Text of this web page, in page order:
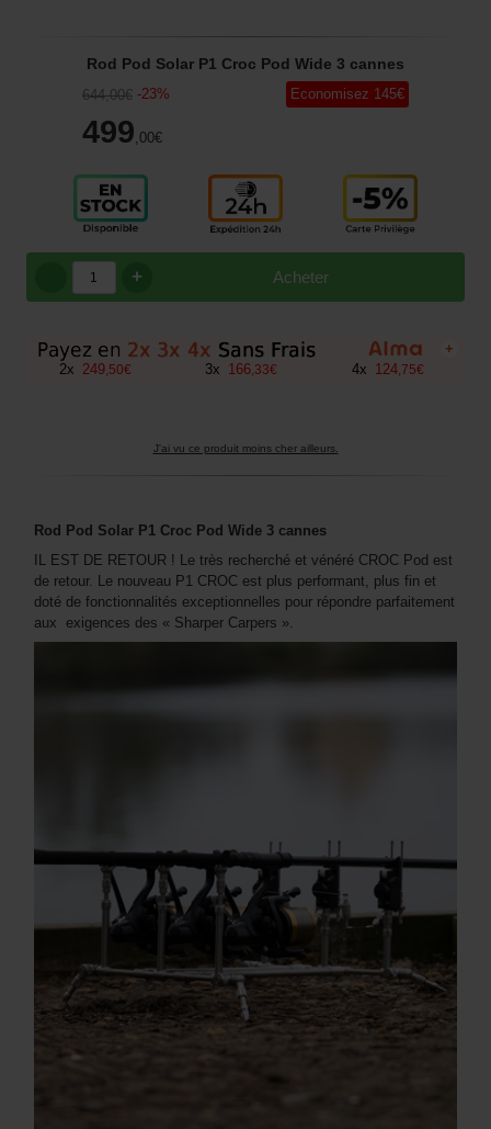
Rod Pod Solar P1 Croc Pod Wide 3 cannes
644,00€ -23%
499 ,00€
Economisez 145€
Acheter
+
+
2x 249 50€ 3x 166 33€ 4x 124, 75€
J'ai vu ce produit moins cher ailleurs.
Rod Pod Solar P1 Croc Pod Wide 3 cannes
IL EST DE RETOUR ! Le très recherché et vénéré CROC Pod est
de retour. Le nouveau P1 CROC est plus performant, plus fin et
doté de fonctionnalités exceptionnelles pour répondre parfaitement
aux exigences des « Sharper Carpers ».